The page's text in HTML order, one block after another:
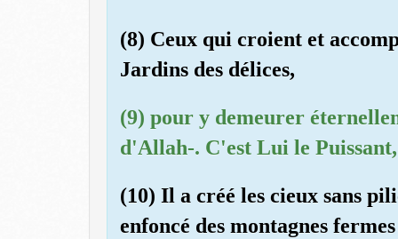
(8) Ceux qui croient et
Jardins des délices,
(9) pour y demeurer
d'Allah-. C'est Lui le Puissant,
(10) Il a créé les cieux sans
enfoncé des montagnes